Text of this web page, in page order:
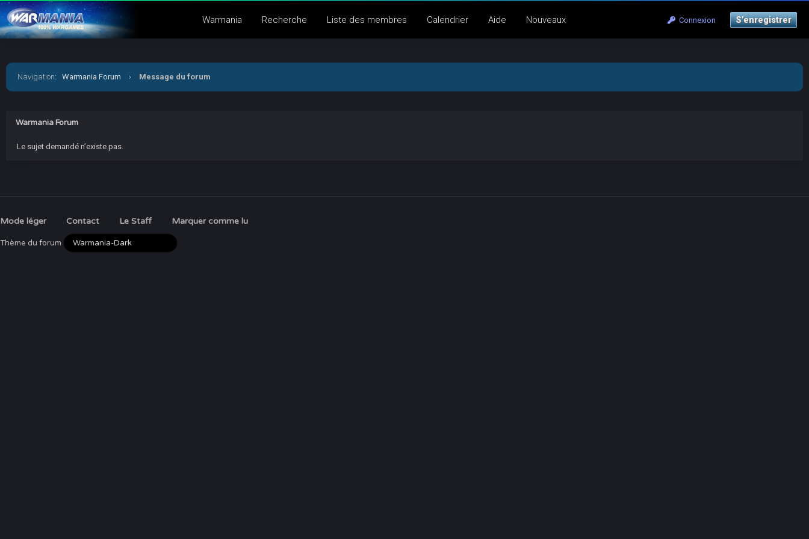
Connexion S’enregistrer
Warmania Recherche Liste des membres Calendrier Aide Nouveaux
Navigation: Warmania Forum › Message du forum
Warmania Forum
Le sujet demandé n’existe pas.
Mode léger Contact Le Staff Marquer comme lu
Thème du forum